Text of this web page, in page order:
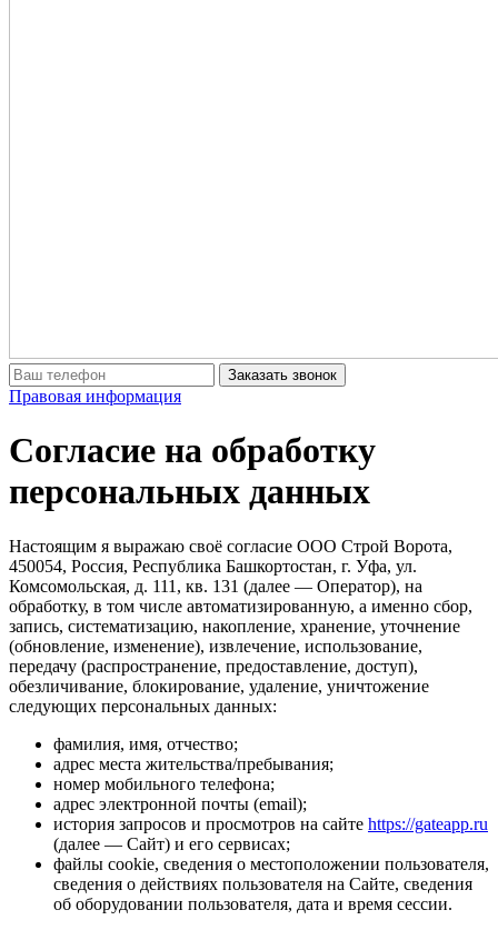
Заказать звонок
Правовая информация
Согласие на обработку
персональных данных
Настоящим я выражаю своё согласие OOO Строй Ворота,
450054, Россия, Республика Башкортостан, г. Уфа, ул.
Комсомольская, д. 111, кв. 131 (далее — Оператор), на
обработку, в том числе автоматизированную, а именно сбор,
запись, систематизацию, накопление, хранение, уточнение
(обновление, изменение), извлечение, использование,
передачу (распространение, предоставление, доступ),
обезличивание, блокирование, удаление, уничтожение
следующих персональных данных:
фамилия, имя, отчество;
адрес места жительства/пребывания;
номер мобильного телефона;
адрес электронной почты (email);
история запросов и просмотров на сайте https://gateapp.ru
(далее — Сайт) и его сервисах;
файлы cookie, сведения о местоположении пользователя,
сведения о действиях пользователя на Сайте, сведения
об оборудовании пользователя, дата и время сессии.